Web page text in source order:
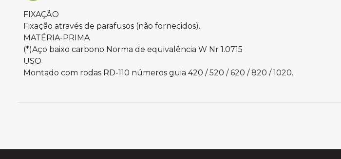
FIXAÇÃO
Fixação através de parafusos (não fornecidos).
MATÉRIA-PRIMA
(*)Aço baixo carbono Norma de equivalência W Nr 1.0715
USO
Montado com rodas RD-110 números guia 420 / 520 / 620 / 820 / 1020.